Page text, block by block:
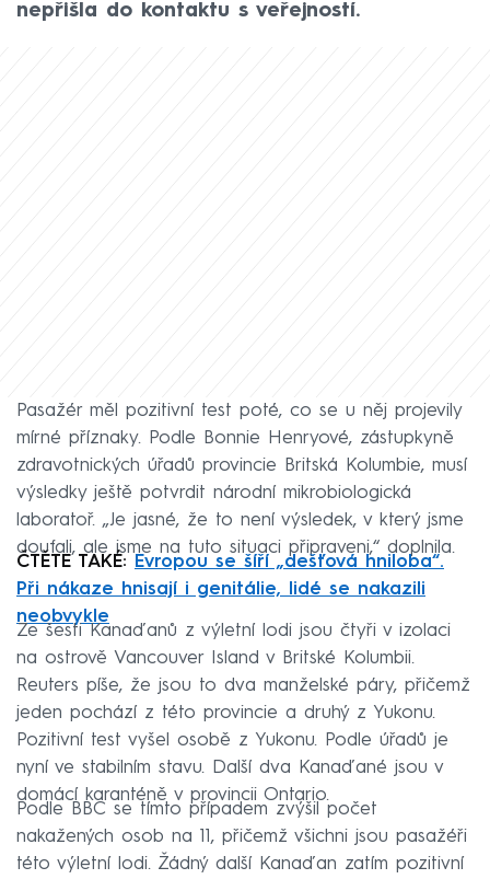
nepřišla do kontaktu s veřejností.
Pasažér měl pozitivní test poté, co se u něj projevily
mírné příznaky. Podle Bonnie Henryové, zástupkyně
zdravotnických úřadů provincie Britská Kolumbie, musí
výsledky ještě potvrdit národní mikrobiologická
laboratoř. „Je jasné, že to není výsledek, v který jsme
doufali, ale jsme na tuto situaci připraveni,“ doplnila.
ČTĚTE TAKÉ:
Evropou se šíří „dešťová hniloba“.
Při nákaze hnisají i genitálie, lidé se nakazili
neobvykle
Ze šesti Kanaďanů z výletní lodi jsou čtyři v izolaci
na ostrově Vancouver Island v Britské Kolumbii.
Reuters píše, že jsou to dva manželské páry, přičemž
jeden pochází z této provincie a druhý z Yukonu.
Pozitivní test vyšel osobě z Yukonu. Podle úřadů je
nyní ve stabilním stavu. Další dva Kanaďané jsou v
domácí karanténě v provincii Ontario.
Podle BBC se tímto případem zvýšil počet
nakažených osob na 11, přičemž všichni jsou pasažéři
této výletní lodi. Žádný další Kanaďan zatím pozitivní